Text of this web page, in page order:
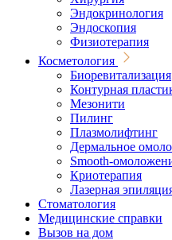
Эндокринология
Эндоскопия
Физиотерапия
Косметология
Биоревитализация
Контурная
Мезонити
Пилинг
Плазмолифтинг
Дермальное
Smooth-
Криотерапия
Лазерная
Стоматология
Медицинские справки
Вызов на дом